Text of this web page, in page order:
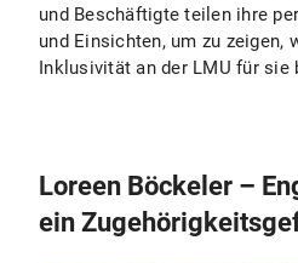
und Beschäftigte teilen ihre
und Einsichten, um zu zeigen,
Inklusivität an der LMU für sie
Loreen Böckeler –
ein